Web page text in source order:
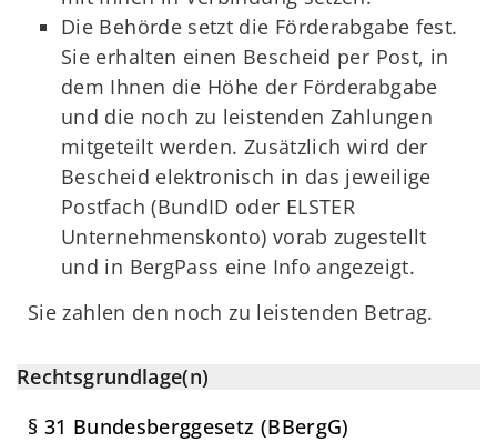
Die Behörde setzt die Förderabgabe fest.
Sie erhalten einen Bescheid per Post, in
dem Ihnen die Höhe der Förderabgabe
und die noch zu leistenden Zahlungen
mitgeteilt werden. Zusätzlich wird der
Bescheid elektronisch in das jeweilige
Postfach (BundID oder ELSTER
Unternehmenskonto) vorab zugestellt
und in BergPass eine Info angezeigt.
Sie zahlen den noch zu leistenden Betrag.
Rechtsgrundlage(n)
§ 31 Bundesberggesetz (BBergG)